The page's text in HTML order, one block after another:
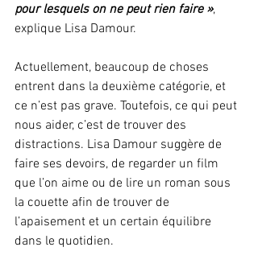
pour lesquels on ne peut rien faire »,
explique Lisa Damour.
Actuellement, beaucoup de choses
entrent dans la deuxième catégorie, et
ce n’est pas grave. Toutefois, ce qui peut
nous aider, c’est de trouver des
distractions. Lisa Damour suggère de
faire ses devoirs, de regarder un film
que l’on aime ou de lire un roman sous
la couette afin de trouver de
l’apaisement et un certain équilibre
dans le quotidien.